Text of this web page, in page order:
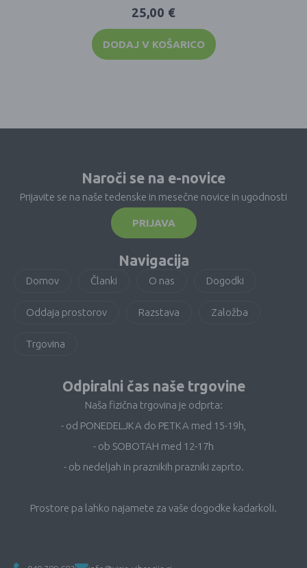
25,00 €
DODAJ V KOŠARICO
Naroči se na e-novice
Prijavite se na naše tedenske in mesečne novice in ugodnosti
PRIJAVA
Navigacija
Domov Članki O nas Dogodki
Oddaja prostorov Razstava Založba
Trgovina
Odpiralni čas naše trgovine
Naša fizična trgovina je odprta:
- od PONEDELJKA do PETKA med 15-19h,
- ob SOBOTAH med 12-17h
- ob nedeljah in praznikih prazniki zaprto.
Prostore pa lahko najamete za vaše dogodke kadarkoli.